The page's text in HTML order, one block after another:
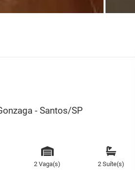
- Santos/SP
2 Vaga(s) 2 Suíte(s)